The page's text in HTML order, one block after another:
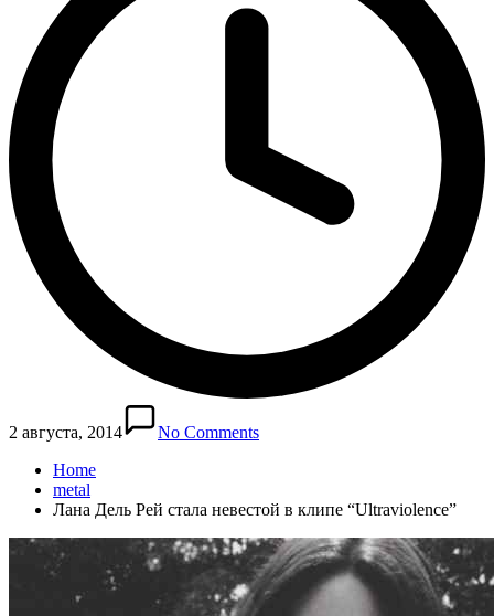
2 августа, 2014
No Comments
Home
metal
Лана Дель Рей стала невестой в клипе “Ultraviolence”